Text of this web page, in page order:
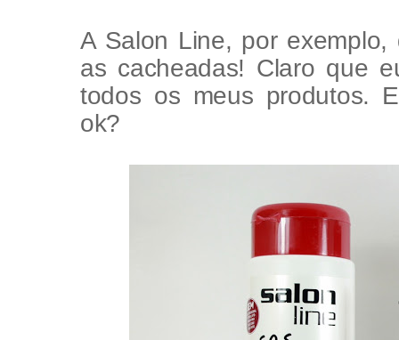
A Salon Line, por
as cacheadas! Claro que
todos os meus produtos.
ok?